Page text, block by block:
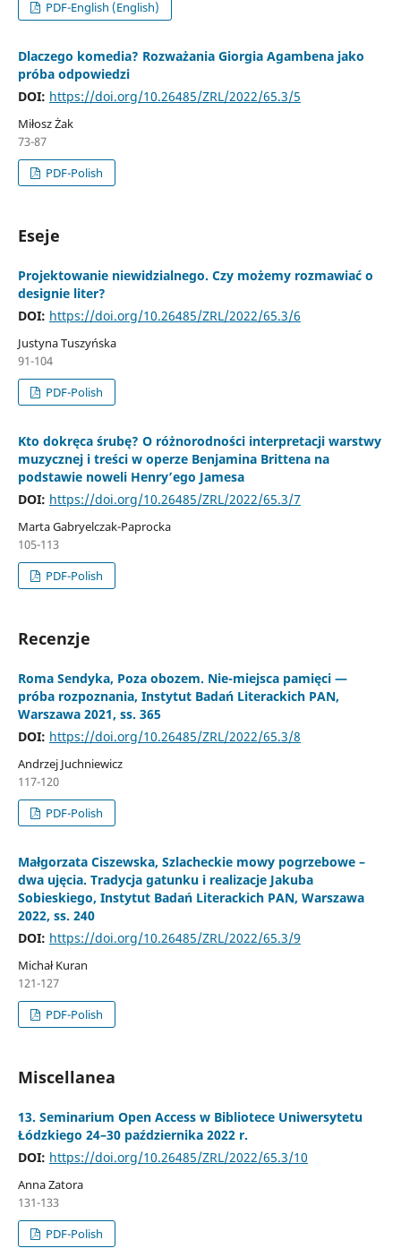
PDF-English (English)
Dlaczego komedia? Rozważania Giorgia Agambena jako
próba odpowiedzi
DOI: https://doi.org/10.26485/ZRL/2022/65.3/5
Miłosz Żak
73-87
PDF-Polish
Eseje
Projektowanie niewidzialnego. Czy możemy rozmawiać o
designie liter?
DOI: https://doi.org/10.26485/ZRL/2022/65.3/6
Justyna Tuszyńska
91-104
PDF-Polish
Kto dokręca śrubę? O różnorodności interpretacji warstwy
muzycznej i treści w operze Benjamina Brittena na
podstawie noweli Henry’ego Jamesa
DOI: https://doi.org/10.26485/ZRL/2022/65.3/7
Marta Gabryelczak-Paprocka
105-113
PDF-Polish
Recenzje
Roma Sendyka, Poza obozem. Nie-miejsca pamięci —
próba rozpoznania, Instytut Badań Literackich PAN,
Warszawa 2021, ss. 365
DOI: https://doi.org/10.26485/ZRL/2022/65.3/8
Andrzej Juchniewicz
117-120
PDF-Polish
Małgorzata Ciszewska, Szlacheckie mowy pogrzebowe –
dwa ujęcia. Tradycja gatunku i realizacje Jakuba
Sobieskiego, Instytut Badań Literackich PAN, Warszawa
2022, ss. 240
DOI: https://doi.org/10.26485/ZRL/2022/65.3/9
Michał Kuran
121-127
PDF-Polish
Miscellanea
13. Seminarium Open Access w Bibliotece Uniwersytetu
Łódzkiego 24–30 października 2022 r.
DOI: https://doi.org/10.26485/ZRL/2022/65.3/10
Anna Zatora
131-133
PDF-Polish